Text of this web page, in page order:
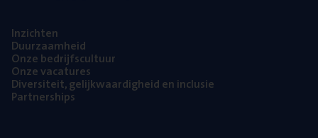
Inzich­ten
Duur­zaam­heid
Onze bedrijfs­cul­tuur
Onze vaca­tu­res
Diver­si­teit, gelijk­waar­dig­heid en inclusie
Part­ner­ships